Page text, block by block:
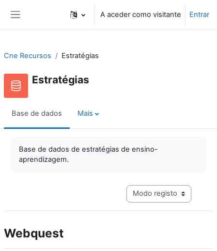
A aceder como visitante Entrar
Cne Recursos Estratégias
Estratégias
Base de dados Mais
Base de dados de estratégias de ensino-
aprendizagem.
Navegação terciária do
Webquest